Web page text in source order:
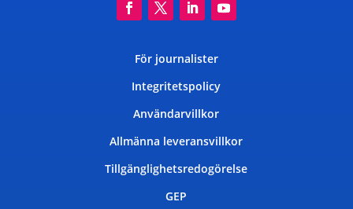
För journalister
Integritetspolicy
Användarvillkor
Allmänna leveransvillkor
Tillgänglighetsredogörelse
GEP